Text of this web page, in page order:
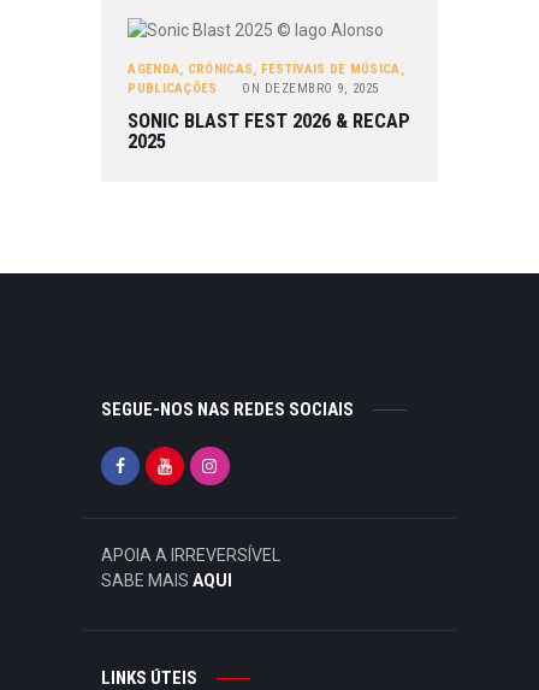
AGENDA, CRÓNICAS, FESTIVAIS DE MÚSICA,
PUBLICAÇÕES
ON DEZEMBRO 9, 2025
SONIC BLAST FEST 2026 & RECAP
2025
SEGUE-NOS NAS REDES SOCIAIS
APOIA A IRREVERSÍVEL
SABE MAIS AQUI
LINKS ÚTEIS